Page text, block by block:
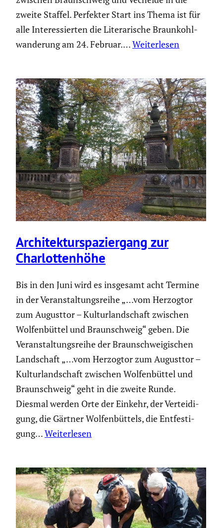
zweite Staffel. Perfekter Start ins Thema ist für
alle Inter­es­sierten die Litera­ri­sche Braun­kohl­
wan­de­rung am 24. Februar.…Weiterlesen
Archi­tek­tur­spa­zier­gang zur
Charlot­ten­höhe
Bis in den Juni wird es insgesamt acht Termine
in der Veran­stal­tungs­reihe „…vom Herzogtor
zum Augusttor – Kultur­land­schaft zwischen
Wolfen­büttel und Braun­schweig“ geben. Die
Veran­stal­tungs­reihe der Braun­schwei­gi­schen
Landschaft „…vom Herzogtor zum Augusttor –
Kultur­land­schaft zwischen Wolfen­büttel und
Braun­schweig“ geht in die zweite Runde.
Diesmal werden Orte der Einkehr, der Vertei­di­
gung, die Gärtner Wolfen­büt­tels, die Entfes­ti­
gung…Weiterlesen